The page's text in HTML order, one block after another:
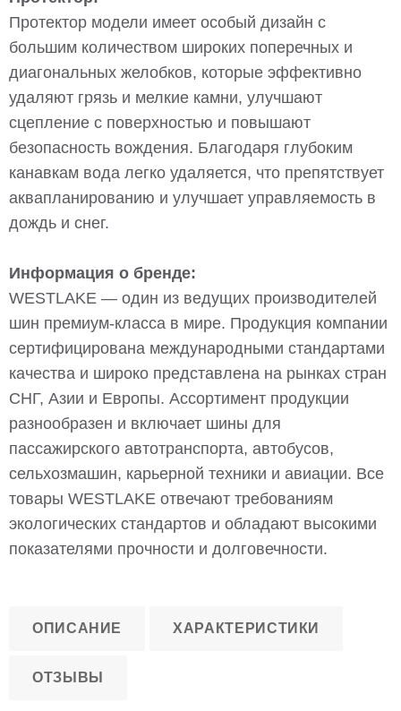
Протектор модели имеет особый дизайн с
большим количеством широких поперечных и
диагональных желобков, которые эффективно
удаляют грязь и мелкие камни, улучшают
сцепление с поверхностью и повышают
безопасность вождения. Благодаря глубоким
канавкам вода легко удаляется, что препятствует
аквапланированию и улучшает управляемость в
дождь и снег.
Информация о бренде:
WESTLAKE — один из ведущих производителей
шин премиум-класса в мире. Продукция компании
сертифицирована международными стандартами
качества и широко представлена на рынках стран
СНГ, Азии и Европы. Ассортимент продукции
разнообразен и включает шины для
пассажирского автотранспорта, автобусов,
сельхозмашин, карьерной техники и авиации. Все
товары WESTLAKE отвечают требованиям
экологических стандартов и обладают высокими
показателями прочности и долговечности.
ОПИСАНИЕ ХАРАКТЕРИСТИКИ
ОТЗЫВЫ